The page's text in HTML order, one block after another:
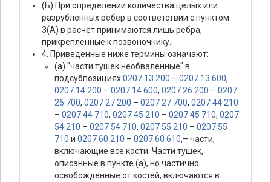
(Б) При определении количества целых или
разрубленных ребер в соответствии с пунктом
3(А) в расчет принимаются лишь ребра,
прикрепленные к позвоночнику.
4. Приведенные ниже термины означают:
(а) "части тушек необваленные" в
подсубпозициях0207 13 200 – 0207 13 600,
0207 14 200 – 0207 14 600, 0207 26 200 – 0207
26 700, 0207 27 200 – 0207 27 700, 0207 44 210
– 0207 44 710, 0207 45 210 – 0207 45 710, 0207
54 210 – 0207 54 710, 0207 55 210 – 0207 55
710 и 0207 60 210 – 0207 60 610,– части,
включающие все кости. Части тушек,
описанные в пункте (а), но частично
освобожденные от костей, включаются в